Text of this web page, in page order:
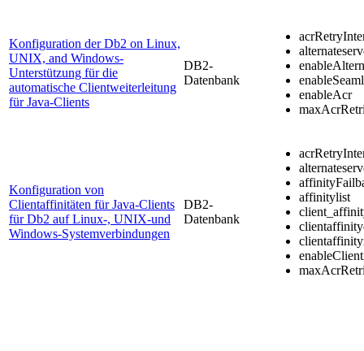
Konfiguration der Db2 on Linux,
UNIX, and Windows-
Unterstützung für die
automatische Clientweiterleitung
für Java-Clients
DB2-
Datenbank
enableAcr
Konfiguration von
Clientaffinitäten für Java-Clients
für Db2 auf Linux-, UNIX-und
Windows-Systemverbindungen
DB2-
Datenbank
affinitylist